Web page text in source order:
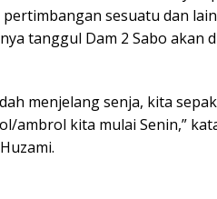
sesuatu dan
tanggul Dam 2 Sabo akan
menjelang senja, kita
ambrol kita mulai Senin,”